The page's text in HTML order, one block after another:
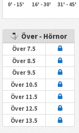
0' - 15' 16' - 30' 31' - 45'
Över - Hörnor
Över 7.5
Över 8.5
Över 9.5
Över 10.5
Över 11.5
Över 12.5
Över 13.5